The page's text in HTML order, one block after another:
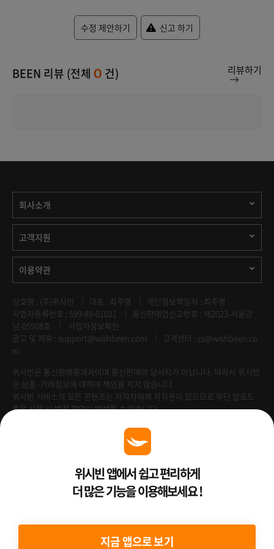
수정 제안하기 신고 하기
BEEN 리뷰 (전체 0 건) 리뷰하기
회사소개
고객지원
이용약관
상호명 : (주)위시빈 대표 : 최주영
개인정보책임자 : 최주영
사업자등록번호 : 599-88-01021
통신판매업신고번호 : 제2023-서울강
남-05908호
사업자정보확인
광고 및 제휴 : support@wishbeen.com
고객센터 : cs@wishbeen.co
m
위시빈은 통신판매중개자이며 통신판매의 당사자가 아닙니다. 따라서 위시빈
은 상품·거래정보에 대하여 책임을 지지 않습니다.
위시빈 서비스의 모든 콘텐츠는 저작자에게 저작권이 있으므로 무단 업로드
혹은 사용 시 법적 책임이 발생할 수 있습니다.
Venture Enterprise위시빈 앱에서 쉽고 편리하게
더 많은 기능을 이용해보세요 !
지금 앱으로 보기